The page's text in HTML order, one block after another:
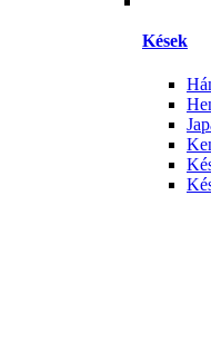
Kések